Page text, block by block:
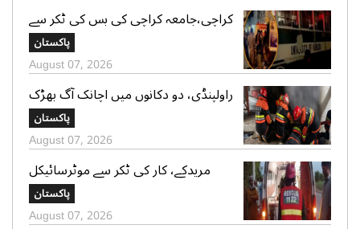
کراچی،جامعہ کراچی کی بس کی ٹکر سے
موٹر سائیکل سوار لڑکی جاں بحق،ڈرائیور
گرفتار
پاکستان
August 07, 2026
راولپنڈی، دو دکانوں میں اچانک آگ بھڑک
اٹھی، ریسکیو کی بروقت کارروائی، بڑا
نقصان ٹل گیا
پاکستان
August 07, 2026
مریدکے، کار کی ٹکر سے موٹرسائیکل
سوار 2 دوست جاں بحق، بچہ شدید
زخمی
پاکستان
August 07, 2026